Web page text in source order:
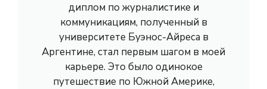
диплом по журналистике и
коммуникациям, полученный в
университете Буэнос-Айреса в
Аргентине, стал первым шагом в моей
карьере. Это было одинокое
путешествие по Южной Америке,